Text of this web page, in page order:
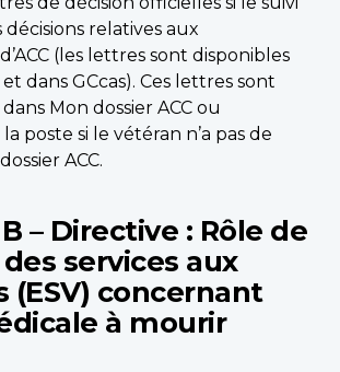
relatives aux
(les lettres sont disponibles
dans GCcas). Ces lettres sont
Mon dossier ACC ou
poste si le vétéran n’a pas de
ACC.
– Directive : Rôle de
services aux
(ESV) concernant
à mourir